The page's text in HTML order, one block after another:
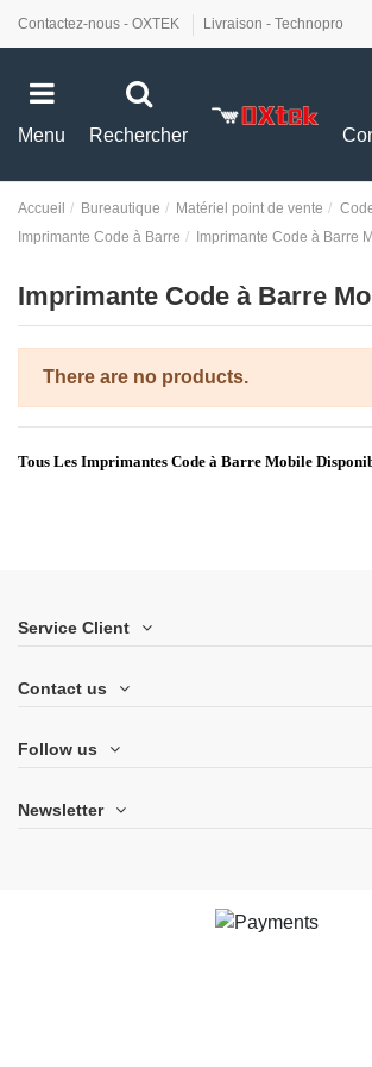
Contactez-nous - OXTEK Livraison - Technopro
Menu Rechercher
Accueil Bureautique Matériel point de vente
Imprimante Code à Barre
Imprimante Code à Barre
Imprimante Code à Barre
There are no products.
Tous Les Imprimantes Code à Barre Mobile
Service Client
Contact us
Follow us
Newsletter